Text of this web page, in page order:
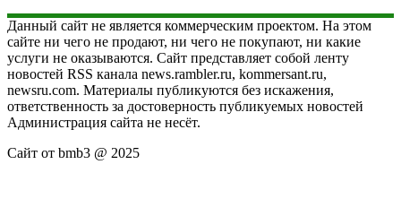
Данный сайт не является коммерческим проектом. На этом
сайте ни чего не продают, ни чего не покупают, ни какие
услуги не оказываются. Сайт представляет собой ленту
новостей RSS канала news.rambler.ru, kommersant.ru,
newsru.com. Материалы публикуются без искажения,
ответственность за достоверность публикуемых новостей
Администрация сайта не несёт.
Сайт от bmb3 @ 2025